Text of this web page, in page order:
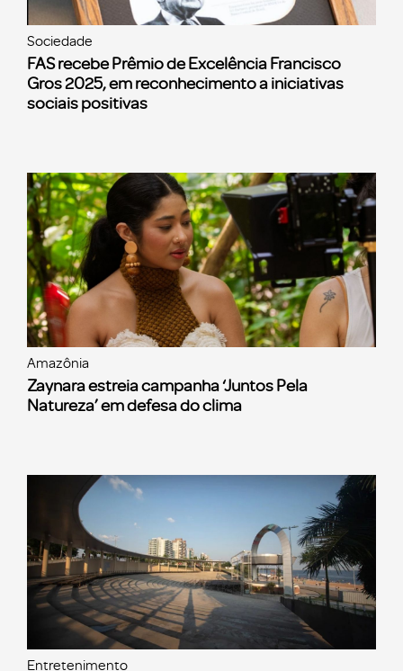
Sociedade
FAS recebe Prêmio de Excelência Francisco
Gros 2025, em reconhecimento a iniciativas
sociais positivas
Amazônia
Zaynara estreia campanha ‘Juntos Pela
Natureza’ em defesa do clima
Entretenimento